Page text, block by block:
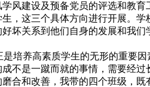
风建设及预备党员的评选和教育
，这三个具体方向进行开展。学
坏关系到他们自身的发展和我们
培养高素质学生的无形的重要因
不是一蹴而就的事情，需要经过
合和改善，我带的四个班级，既